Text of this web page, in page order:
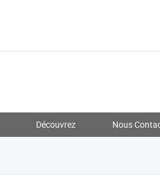
Découvrez Nous